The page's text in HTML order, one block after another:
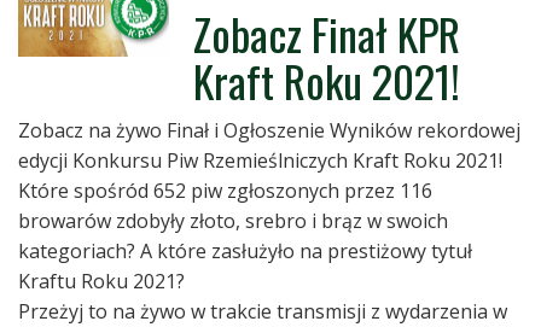
Zobacz Finał KPR
Kraft Roku 2021!
Zobacz na żywo Finał i Ogłoszenie Wyników rekordowej
edycji Konkursu Piw Rzemieślniczych Kraft Roku 2021!
Które spośród 652 piw zgłoszonych przez 116
browarów zdobyły złoto, srebro i brąz w swoich
kategoriach? A które zasłużyło na prestiżowy tytuł
Kraftu Roku 2021?
Przeżyj to na żywo w trakcie transmisji z wydarzenia w